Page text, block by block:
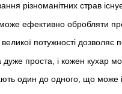
різноманітних страв
ефективно обробляти
великої потужності дозволяє
дуже проста, і кожен кухар
один до одного, що може